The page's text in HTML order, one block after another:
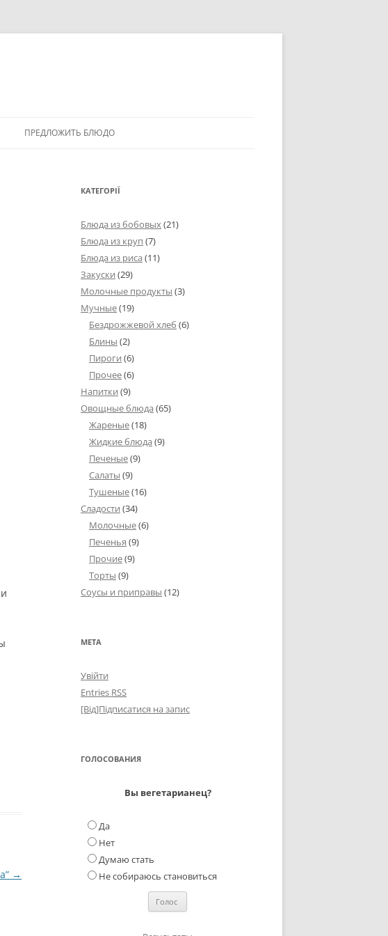
ПРЕДЛОЖИТЬ БЛЮДО
→
КАТЕГОРІЇ
Блюда из бобовых(21)
Блюда из круп (7)
Блюда из риса (11)
Закуски (29)
Молочные продукты (3)
Мучные(19)
Бездрожжевой хлеб (6)
Блины (2)
Пироги (6)
Прочее(6)
Напитки (9)
Овощные блюда (65)
Жареные(18)
Жидкие блюда (9)
Печеные(9)
Салаты (9)
Тушеные(16)
Сладости (34)
Молочные(6)
Печенья (9)
Прочие(9)
Торты (9)
Соусы и приправы (12)
МЕТА
Увійти
Entries RSS
[Від]Підписатися на запис
ГОЛОСОВАНИЯ
Вы вегетарианец?
Да
Нет
Думаю стать
Не собираюсь становиться